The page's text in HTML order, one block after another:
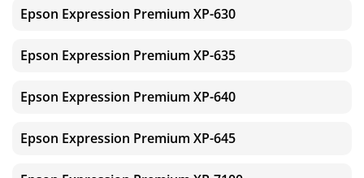
Epson Expression Premium XP-630
Epson Expression Premium XP-635
Epson Expression Premium XP-640
Epson Expression Premium XP-645